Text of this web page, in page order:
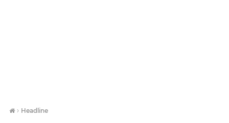
› Headline